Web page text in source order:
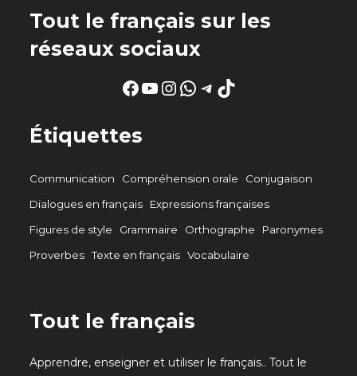
Tout le français sur les
réseaux sociaux
Facebook
YouTube
Instagram
WhatsApp
Telegram
TikTok
Étiquettes
Communication Compréhension orale
Conjugaison
Dialogues en français
Expressions françaises
Figures de style
Grammaire Orthographe
Paronymes
Proverbes Texte en français Vocabulaire
Tout le français
Apprendre, enseigner et utiliser le français.. Tout le